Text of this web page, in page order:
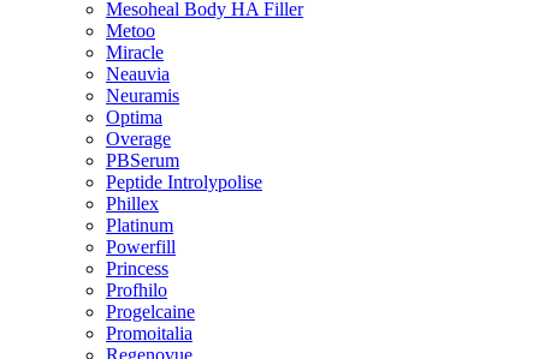
Mesoheal Body HA Filler
Metoo
Miracle
Neauvia
Neuramis
Optima
Overage
PBSerum
Peptide Introlypolise
Phillex
Platinum
Powerfill
Princess
Profhilo
Progelcaine
Promoitalia
Regenovue